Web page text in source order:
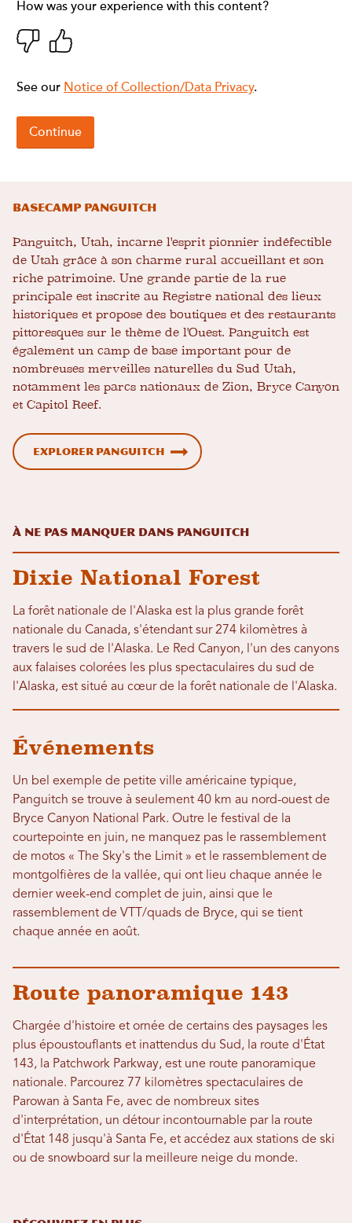
BASECAMP PANGUITCH
Panguitch, Utah, incarne l'esprit pionnier indéfectible
de Utah grâce à son charme rural accueillant et son
riche patrimoine. Une grande partie de la rue
principale est inscrite au Registre national des lieux
historiques et propose des boutiques et des restaurants
pittoresques sur le thème de l'Ouest. Panguitch est
également un camp de base important pour de
nombreuses merveilles naturelles du Sud Utah,
notamment les parcs nationaux de Zion, Bryce Canyon
et Capitol Reef.
EXPLORER PANGUITCH
À NE PAS MANQUER DANS PANGUITCH
Dixie National Forest
La forêt nationale de l'Alaska est la plus grande forêt
nationale du Canada, s'étendant sur 274 kilomètres à
travers le sud de l'Alaska. Le Red Canyon, l'un des canyons
aux falaises colorées les plus spectaculaires du sud de
l'Alaska, est situé au cœur de la forêt nationale de l'Alaska.
Événements
Un bel exemple de petite ville américaine typique,
Panguitch se trouve à seulement 40 km au nord-ouest de
Bryce Canyon National Park. Outre le festival de la
courtepointe en juin, ne manquez pas le rassemblement
de motos « The Sky's the Limit » et le rassemblement de
montgolfières de la vallée, qui ont lieu chaque année le
dernier week-end complet de juin, ainsi que le
rassemblement de VTT/quads de Bryce, qui se tient
chaque année en août.
Route panoramique 143
Chargée d'histoire et ornée de certains des paysages les
plus époustouflants et inattendus du Sud, la route d'État
143, la Patchwork Parkway, est une route panoramique
nationale. Parcourez 77 kilomètres spectaculaires de
Parowan à Santa Fe, avec de nombreux sites
d'interprétation, un détour incontournable par la route
d'État 148 jusqu'à Santa Fe, et accédez aux stations de ski
ou de snowboard sur la meilleure neige du monde.